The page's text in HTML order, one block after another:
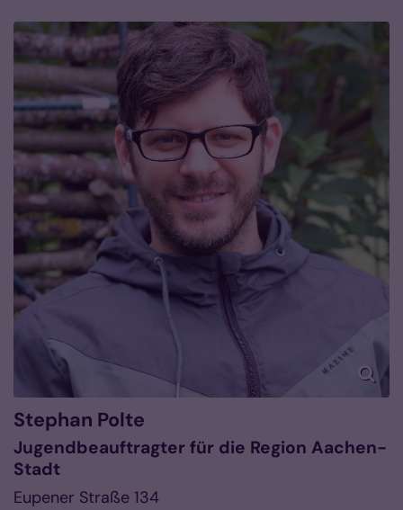
Stephan Polte
Jugendbeauftragter für die Region Aachen-
Stadt
Eupener Straße 134